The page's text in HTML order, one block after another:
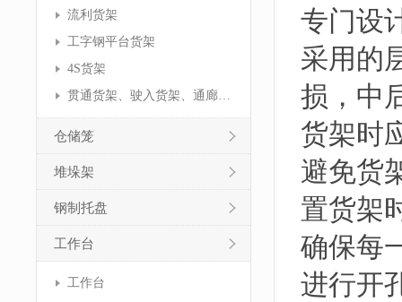
流利货架
工字钢平台货架
4S货架
贯通货架、驶入货架、通廊货架
仓储笼
堆垛架
钢制托盘
工作台
工作台
专门设
采用的
损，中
货架时
避免货
置货架
确保每
进行开